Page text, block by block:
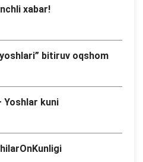
xabar!
bitiruv oqshom
Yoshlar kuni